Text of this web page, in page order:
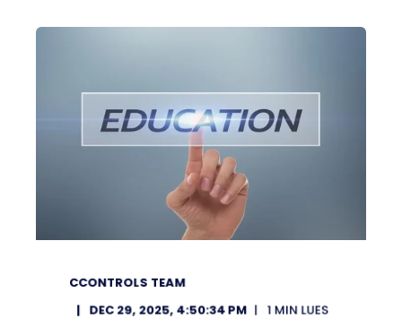
CCONTROLS TEAM
DEC 29, 2025, 4:50:34 PM
1 MIN LUES